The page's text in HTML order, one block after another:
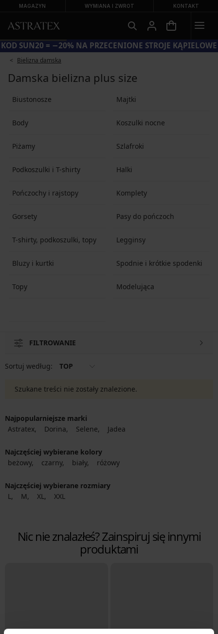
MAGAZYN WYMIANA I ZWROT KONTAKT
KOD SUN20 = −20% NA PRZECENIONE STROJE KĄPIELOWE
Bielizna damska
Damska bielizna plus size
Biustonosze Majtki
Body Koszulki nocne
Piżamy Szlafroki
Podkoszulki i T-shirty Halki
Pończochy i rajstopy Komplety
Gorsety Pasy do pończoch
T-shirty, podkoszulki, topy Legginsy
Bluzy i kurtki Spodnie i krótkie spodenki
Topy Modelująca
FILTROWANIE
Sortuj według: TOP
Szukane treści nie zostały znalezione.
Najpopularniejsze marki
Astratex
Dorina Selene Jadea
Najczęściej wybierane kolory
beżowy
czarny biały różowy
Najczęściej wybierane rozmiary
L
M XL XXL
Nic nie znalazłeś? Zainspiruj się innymi
produktami